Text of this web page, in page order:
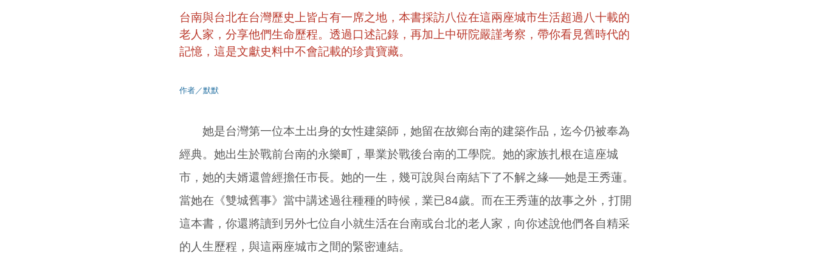
台南與台北在台灣歷史上皆占有一席之地，本書採訪八位在這兩座城市生活超過八十載的
老人家，分享他們生命歷程。透過口述記錄，再加上中研院嚴謹考察，帶你看見舊時代的
記憶，這是文獻史料中不會記載的珍貴寶藏。
作者／默默
她是台灣第一位本土出身的女性建築師，她留在故鄉台南的建築作品，迄今仍被奉為
經典。她出生於戰前台南的永樂町，畢業於戰後台南的工學院。她的家族扎根在這座城
市，她的夫婿還曾經擔任市長。她的一生，幾可說與台南結下了不解之緣──她是王秀蓮。
當她在《雙城舊事》當中講述過往種種的時候，業已84歲。而在王秀蓮的故事之外，打開
這本書，你還將讀到另外七位自小就生活在台南或台北的老人家，向你述說他們各自精采
的人生歷程，與這兩座城市之間的緊密連結。